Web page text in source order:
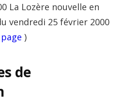
La Lozère nouvelle en
vendredi 25 février 2000
)
de